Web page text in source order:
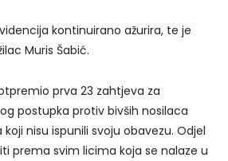
kontinuirano ažurira, te je
Muris Šabić.
prva 23 zahtjeva za
postupka protiv bivših nosilaca
nisu ispunili svoju obavezu. Odjel
prema svim licima koja se nalaze u